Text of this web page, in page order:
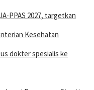
PPAS 2027, targetkan
dokter spesialis ke